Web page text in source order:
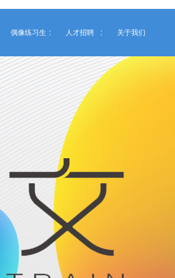
偶像练习生 人才招聘 关于我们